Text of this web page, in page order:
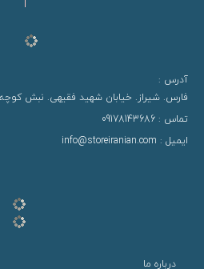
آدرس :
فارس. شیراز. خیابان شهید فقیهی. نبش کوچه 9. فروشگاه استور ایرانیان
تماس : 09178143686
ایمیل : info@storeiranian.com
درباره ما